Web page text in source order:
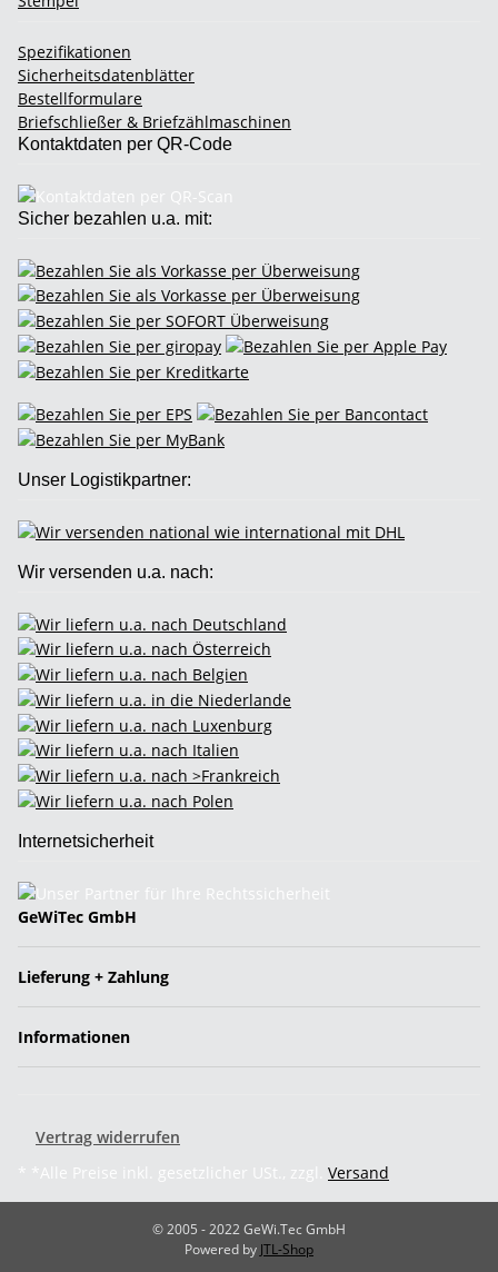
Spezifikationen
Sicherheitsdatenblätter
Bestellformulare
Briefschließer & Briefzählmaschinen
Kontaktdaten per QR-Code
Sicher bezahlen u.a. mit:
Unser Logistikpartner:
Wir versenden u.a. nach:
Internetsicherheit
GeWiTec GmbH
Lieferung + Zahlung
Informationen
Vertrag widerrufen
* *Alle Preise inkl. gesetzlicher USt., zzgl. Versand
© 2005 - 2022 GeWi.Tec GmbH
Powered by JTL-Shop